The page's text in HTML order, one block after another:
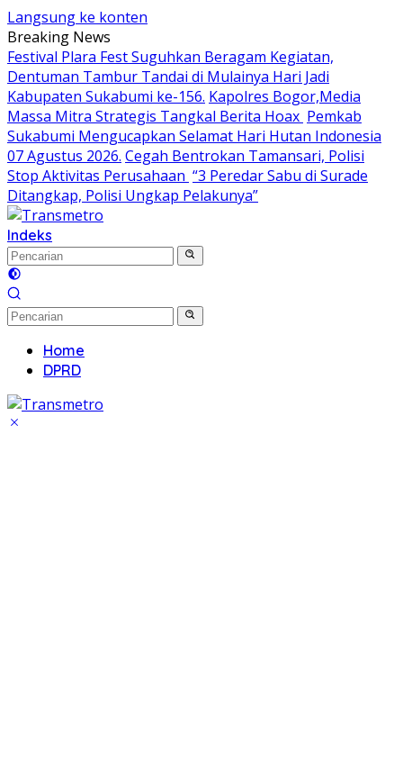
Langsung ke konten
Breaking News
Festival Plara Fest Suguhkan Beragam Kegiatan,
Dentuman Tambur Tandai di Mulainya Hari Jadi
Kabupaten Sukabumi ke-156. Kapolres Bogor,Media
Massa Mitra Strategis Tangkal Berita Hoax Pemkab
Sukabumi Mengucapkan Selamat Hari Hutan Indonesia
07 Agustus 2026. Cegah Bentrokan Tamansari, Polisi
Stop Aktivitas Perusahaan “3 Peredar Sabu di Surade
Ditangkap, Polisi Ungkap Pelakunya”
Indeks
Home
DPRD